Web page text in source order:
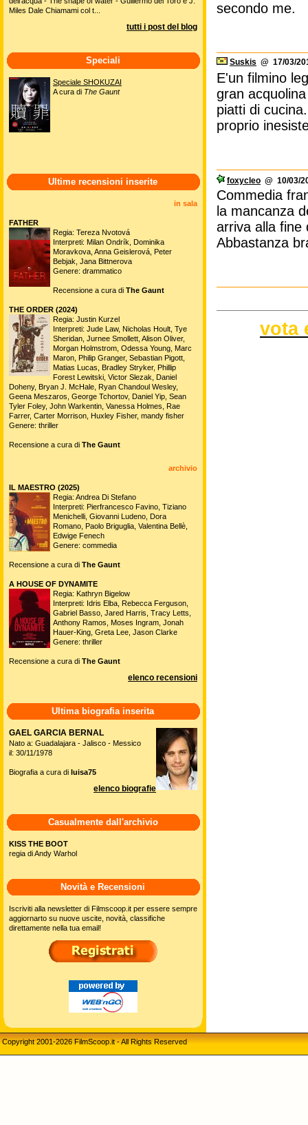
secondo me.
Suskis @ 17/03/
E'un filmino
gran
piatti di
proprio
foxycleo @ 10/03/
Commedia
la mancanza
arriva alla fine
Abbastanza
vota
Miles Dale Chiamami col t...
tutti i post del blog
Speciali
Speciale SHOKUZAI
A cura di The Gaunt
Ultime recensioni inserite
in sala
FATHER
Regia: Tereza Nvotová
Interpreti: Milan Ondrík, Dominika
Moravkova, Anna Geislerová, Peter
Bebjak, Jana Bittnerova
Genere: drammatico
Recensione a cura di The Gaunt
THE ORDER (2024)
Regia: Justin Kurzel
Interpreti: Jude Law, Nicholas Hoult, Tye
Sheridan, Jurnee Smollett, Alison Oliver,
Morgan Holmstrom, Odessa Young, Marc
Maron, Philip Granger, Sebastian Pigott,
Matias Lucas, Bradley Stryker, Phillip
Forest Lewitski, Victor Slezak, Daniel
Doheny, Bryan J. McHale, Ryan Chandoul Wesley,
Geena Meszaros, George Tchortov, Daniel Yip, Sean
Tyler Foley, John Warkentin, Vanessa Holmes, Rae
Farrer, Carter Morrison, Huxley Fisher, mandy fisher
Genere: thriller
Recensione a cura di The Gaunt
archivio
IL MAESTRO (2025)
Regia: Andrea Di Stefano
Interpreti: Pierfrancesco Favino, Tiziano
Menichelli, Giovanni Ludeno, Dora
Romano, Paolo Briguglia, Valentina Bellè,
Edwige Fenech
Genere: commedia
Recensione a cura di The Gaunt
A HOUSE OF DYNAMITE
Regia: Kathryn Bigelow
Interpreti: Idris Elba, Rebecca Ferguson,
Gabriel Basso, Jared Harris, Tracy Letts,
Anthony Ramos, Moses Ingram, Jonah
Hauer-King, Greta Lee, Jason Clarke
Genere: thriller
Recensione a cura di The Gaunt
elenco recensioni
Ultima biografia inserita
GAEL GARCIA BERNAL
Nato a: Guadalajara - Jalisco - Messico
il: 30/11/1978
Biografia a cura di luisa75
elenco biografie
Casualmente dall'archivio
KISS THE BOOT
regia di Andy Warhol
Novità e Recensioni
Iscriviti alla newsletter di Filmscoop.it per essere sempre
aggiornarto su nuove uscite, novità, classifiche
direttamente nella tua email!
Copyright 2001-2026 FilmScoop.it - All Rights Reserved